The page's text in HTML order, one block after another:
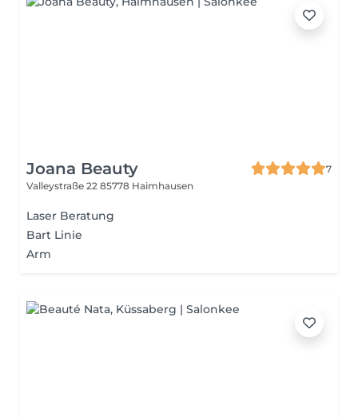
Joana Beauty
7
Valleystraße 22 85778 Haimhausen
Laser Beratung
Bart Linie
Arm